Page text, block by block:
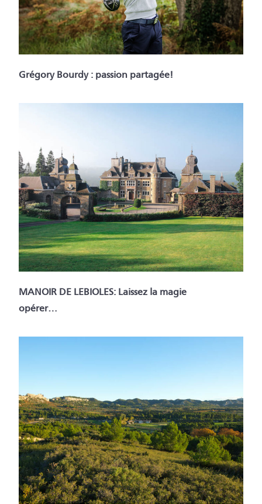
Grégory Bourdy : passion partagée!
MANOIR DE LEBIOLES: Laissez la magie
opérer…